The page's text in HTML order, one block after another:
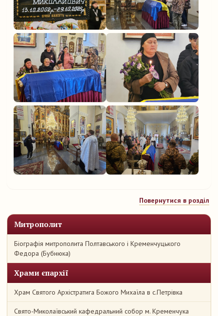
Митрополит
Біографія митрополита Полтавського і Кременчуцького
Федора (Бубнюка)
Храми єпархії
Храм Святого Архістратига Божого Михаїла в с.Петрівка
Свято-Миколаївський кафедральний собор м. Кременчука
Повернутися в розділ